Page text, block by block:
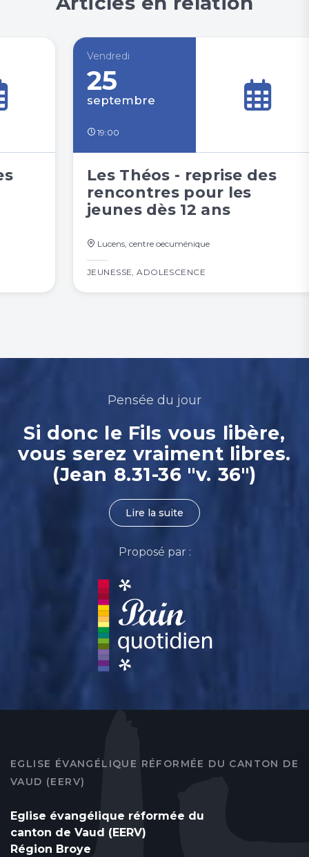
Vendredi
25
septembre
19:00
Les Théos - reprise des
rencontres pour les
jeunes dès 12 ans
Lucens, centre oecuménique
JEUNESSE ,ADOLESCENCE
Pensée du jour
Si donc le Fils vous libère,
vous serez vraiment libres.
(Jean 8.31-36 "v. 36")
Lire la suite
Proposé par :
EGLISE ÉVANGÉLIQUE RÉFORMÉE DU CANTON DE
VAUD (EERV)
Eglise évangélique réformée du
canton de Vaud (EERV)
Région Broye